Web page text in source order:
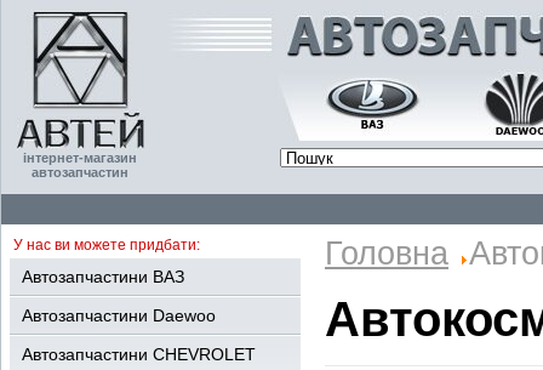
інтернет-магазин
автозапчастин
У нас ви можете придбати:
Автозапчастини ВАЗ
Автозапчастини Daewoo
Автозапчастини CHEVROLET
Головна